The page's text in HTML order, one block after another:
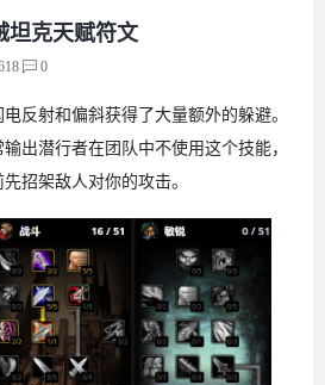
坦克天赋符文
0
反射和偏斜获得了大量额外的躲避。
出潜行者在团队中不使用这个技能，
招架敌人对你的攻击。